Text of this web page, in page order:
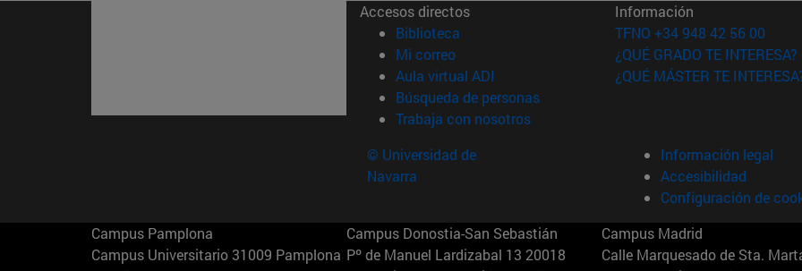
Accesos directos
Biblioteca (abre en nueva ventana)
Mi correo(abre en nueva ventana)
Aula virtual ADI (abre en nueva ventana)
Búsqueda de personas(abre en nueva ventana)
Trabaja con nosotros(abre en nueva ventana)
Información
TFNO +34 948 42 56 00
¿QUÉ GRADO TE INTERESA?
¿QUÉ MÁSTER TE
© Universidad de
Navarra
Información legal
Accesibilidad
Configuración de
Campus Pamplona
Campus Universitario 31009 Pamplona
Campus Donostia-San Sebastián
Pº de Manuel Lardizabal 13 20018
Campus Madrid
Calle Marquesado de Sta.